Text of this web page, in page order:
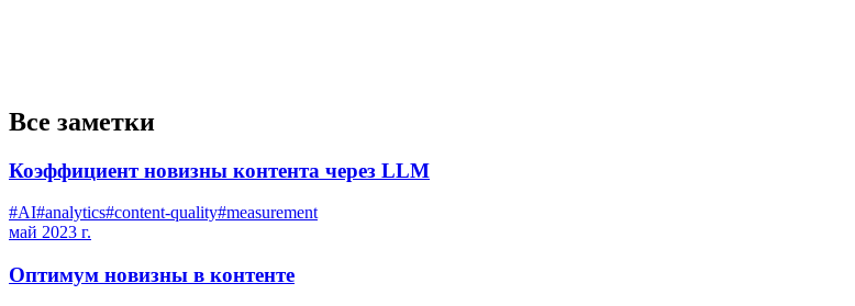
Все заметки
Коэффициент новизны контента через LLM
#AI#analytics#content-quality#measurement
май 2023 г.
Оптимум новизны в контенте